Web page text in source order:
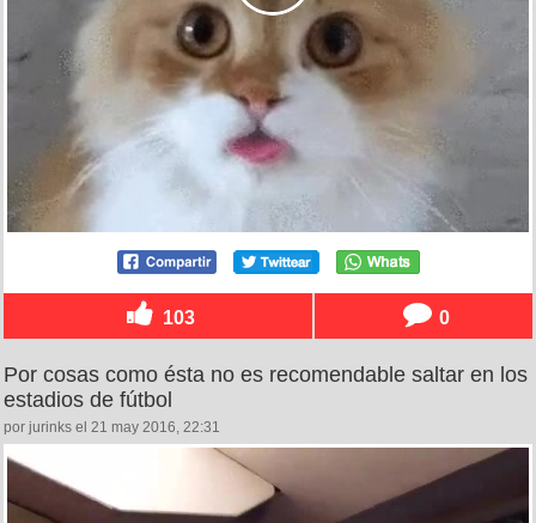
103 0
Por cosas como ésta no es recomendable saltar en los
estadios de fútbol
por jurinks el 21 may 2016, 22:31